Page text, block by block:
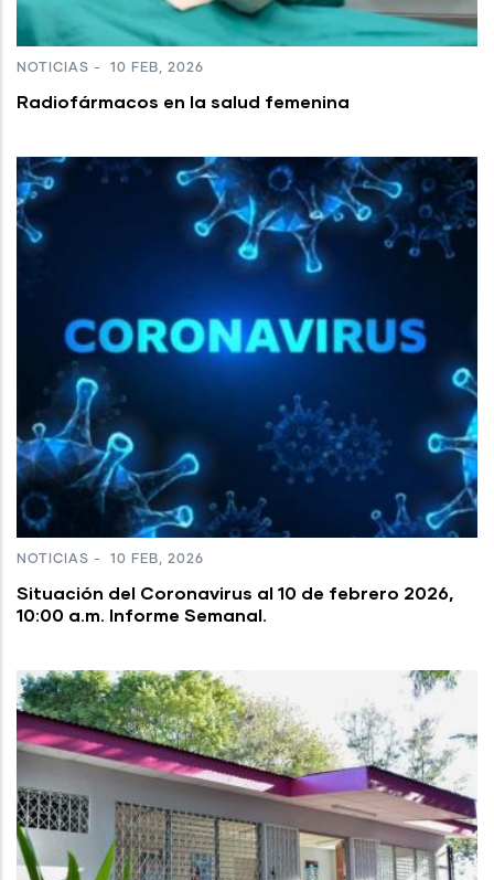
NOTICIAS - 10 FEB, 2026
Radiofármacos en la salud femenina
NOTICIAS - 10 FEB, 2026
Situación del Coronavirus al 10 de febrero 2026,
10:00 a.m. Informe Semanal.